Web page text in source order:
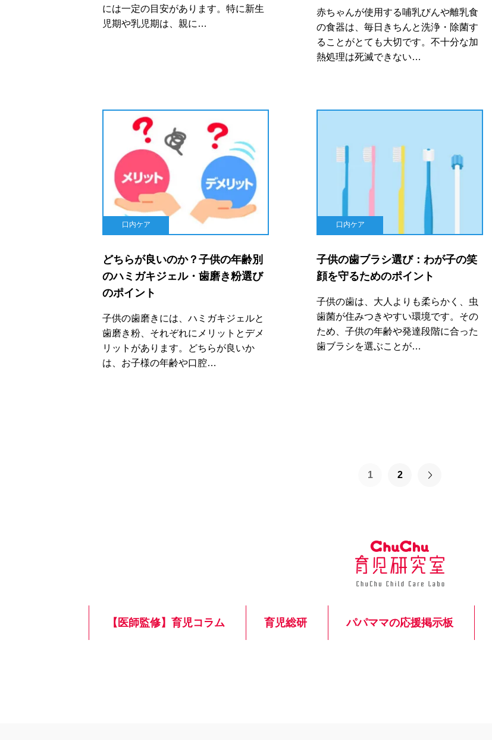
には一定の目安があります。特に新生
児期や乳児期は、親に…
赤ちゃんが使用する哺乳びんや離乳食
の食器は、毎日きちんと洗浄・除菌す
ることがとても大切です。不十分な加
熱処理は死滅できない…
口内ケア
どちらが良いのか？子供の年齢別
のハミガキジェル・歯磨き粉選び
のポイント
子供の歯磨きには、ハミガキジェルと
歯磨き粉、それぞれにメリットとデメ
リットがあります。どちらが良いか
は、お子様の年齢や口腔…
口内ケア
子供の歯ブラシ選び：わが子の笑
顔を守るためのポイント
子供の歯は、大人よりも柔らかく、虫
歯菌が住みつきやすい環境です。その
ため、子供の年齢や発達段階に合った
歯ブラシを選ぶことが…
1 2
覧
へ
進
む
【医師監修】育児コラム 育児総研 パパママの応援掲示板